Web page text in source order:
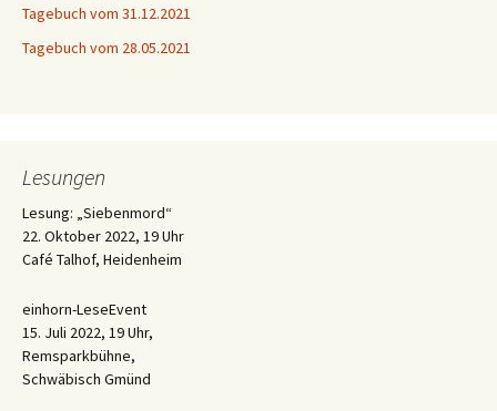
Tagebuch vom 31.12.2021
Tagebuch vom 28.05.2021
Lesungen
Lesung: „Siebenmord“
22. Oktober 2022, 19 Uhr
Café Talhof, Heidenheim
einhorn-LeseEvent
15. Juli 2022, 19 Uhr,
Remsparkbühne,
Schwäbisch Gmünd